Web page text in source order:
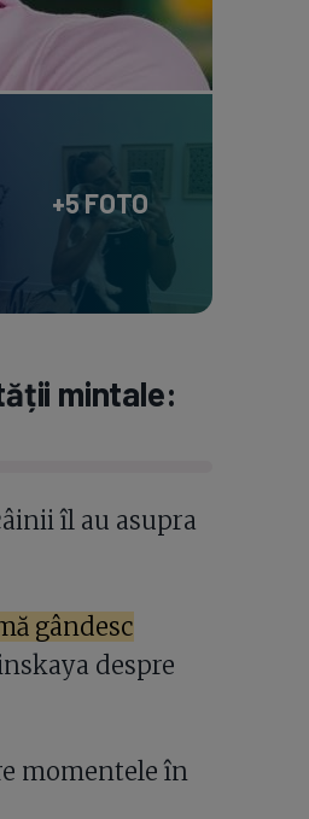
+5 FOTO
mintale:
îl au asupra
gândesc
despre
momentele în